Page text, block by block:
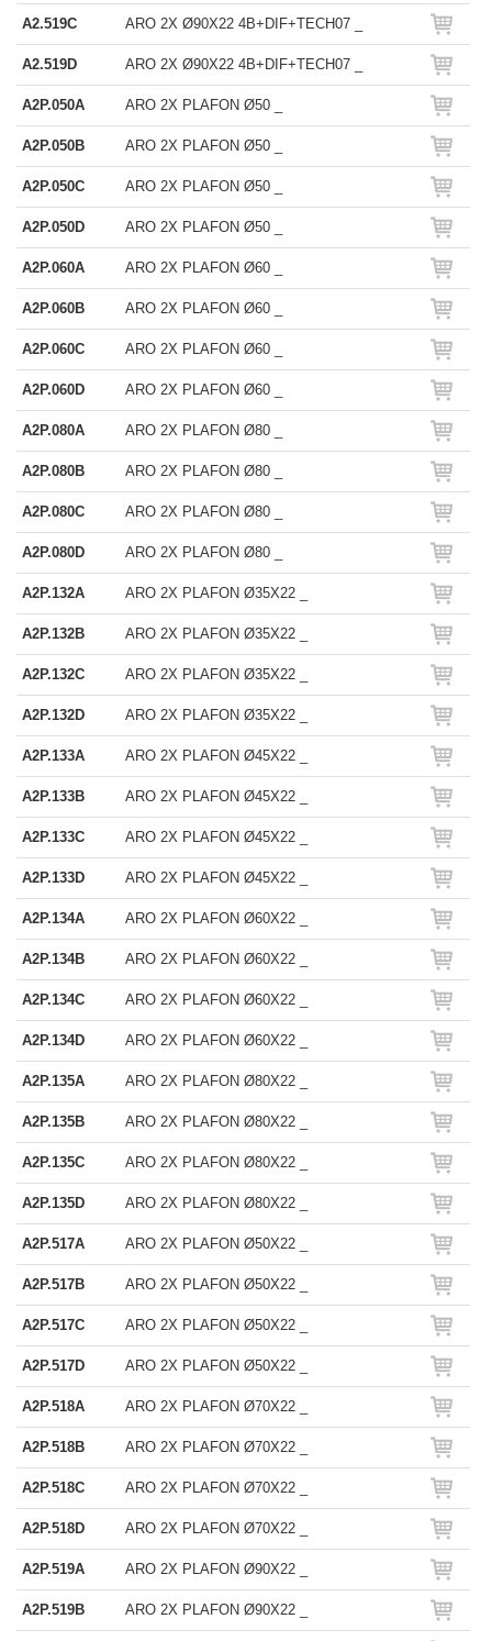
A2.519C ARO 2X Ø90X22 4B+DIF+TECH07 _
A2.519D ARO 2X Ø90X22 4B+DIF+TECH07 _
A2P.050A ARO 2X PLAFON Ø50 _
A2P.050B ARO 2X PLAFON Ø50 _
A2P.050C ARO 2X PLAFON Ø50 _
A2P.050D ARO 2X PLAFON Ø50 _
A2P.060A ARO 2X PLAFON Ø60 _
A2P.060B ARO 2X PLAFON Ø60 _
A2P.060C ARO 2X PLAFON Ø60 _
A2P.060D ARO 2X PLAFON Ø60 _
A2P.080A ARO 2X PLAFON Ø80 _
A2P.080B ARO 2X PLAFON Ø80 _
A2P.080C ARO 2X PLAFON Ø80 _
A2P.080D ARO 2X PLAFON Ø80 _
A2P.132A ARO 2X PLAFON Ø35X22 _
A2P.132B ARO 2X PLAFON Ø35X22 _
A2P.132C ARO 2X PLAFON Ø35X22 _
A2P.132D ARO 2X PLAFON Ø35X22 _
A2P.133A ARO 2X PLAFON Ø45X22 _
A2P.133B ARO 2X PLAFON Ø45X22 _
A2P.133C ARO 2X PLAFON Ø45X22 _
A2P.133D ARO 2X PLAFON Ø45X22 _
A2P.134A ARO 2X PLAFON Ø60X22 _
A2P.134B ARO 2X PLAFON Ø60X22 _
A2P.134C ARO 2X PLAFON Ø60X22 _
A2P.134D ARO 2X PLAFON Ø60X22 _
A2P.135A ARO 2X PLAFON Ø80X22 _
A2P.135B ARO 2X PLAFON Ø80X22 _
A2P.135C ARO 2X PLAFON Ø80X22 _
A2P.135D ARO 2X PLAFON Ø80X22 _
A2P.517A ARO 2X PLAFON Ø50X22 _
A2P.517B ARO 2X PLAFON Ø50X22 _
A2P.517C ARO 2X PLAFON Ø50X22 _
A2P.517D ARO 2X PLAFON Ø50X22 _
A2P.518A ARO 2X PLAFON Ø70X22 _
A2P.518B ARO 2X PLAFON Ø70X22 _
A2P.518C ARO 2X PLAFON Ø70X22 _
A2P.518D ARO 2X PLAFON Ø70X22 _
A2P.519A ARO 2X PLAFON Ø90X22 _
A2P.519B ARO 2X PLAFON Ø90X22 _